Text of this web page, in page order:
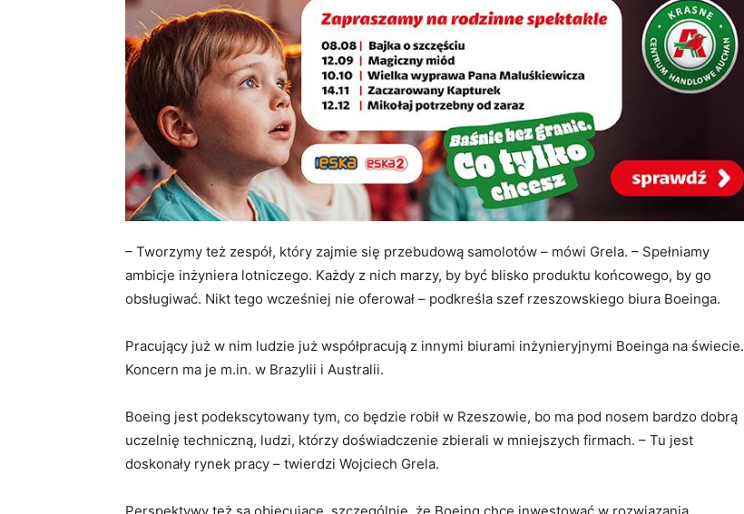
– Tworzymy też zespół, który zajmie się przebudową samolotów – mówi Grela. – Spełniamy
ambicje inżyniera lotniczego. Każdy z nich marzy, by być blisko produktu końcowego, by go
obsługiwać. Nikt tego wcześniej nie oferował – podkreśla szef rzeszowskiego biura Boeinga.
Pracujący już w nim ludzie już współpracują z innymi biurami inżynieryjnymi Boeinga na świecie.
Koncern ma je m.in. w Brazylii i Australii.
Boeing jest podekscytowany tym, co będzie robił w Rzeszowie, bo ma pod nosem bardzo dobrą
uczelnię techniczną, ludzi, którzy doświadczenie zbierali w mniejszych firmach. – Tu jest
doskonały rynek pracy – twierdzi Wojciech Grela.